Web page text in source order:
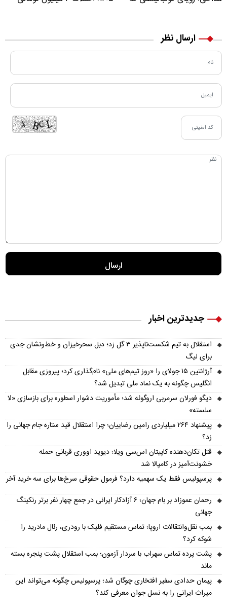
ارسال نظر
جدیدترین اخبار
استقلال به تیم شکست‌ناپذیر ۳ گل زد؛ دبل سحرخیزان و خط‌ونشان جدی
برای لیگ
آرژانتین ۱۵ جولای را «روز تیم‌های ملی» نام‌گذاری کرد؛ پیروزی مقابل
انگلیس چگونه به یک نماد ملی تبدیل شد؟
دیگو فورلان سرمربی اروگوئه شد؛ مأموریت دشوار اسطوره برای بازسازی «لا
سلسته»
پیشنهاد ۲۶۴ میلیاردی رامین رضاییان؛ چرا استقلال قید ستاره جام جهانی را
زد؟
قتل تکان‌دهنده کاپیتان اس‌سی ویلا؛ دیوید اووری قربانی حمله
خشونت‌آمیز در کامپالا شد
پرسپولیس فقط یک سهمیه دارد؟ فرمول حقوقی سرخ‌ها برای سه خرید آخر
رحمان عموزاد بر بام جهان؛ ۶ آزادکار ایرانی در جمع چهار نفر برتر رنکینگ
جهانی
بمب نقل‌وانتقالات اروپا؛ تماس مستقیم فلیک با رودری، رئال مادرید را
شوکه کرد؟
پشت پرده تماس سهراب با سردار آزمون؛ بمب استقلال پشت پنجره بسته
ماند
پیمان حدادی سفیر افتخاری چوگان شد؛ پرسپولیس چگونه می‌تواند این
میراث ایرانی را به نسل جوان معرفی کند؟